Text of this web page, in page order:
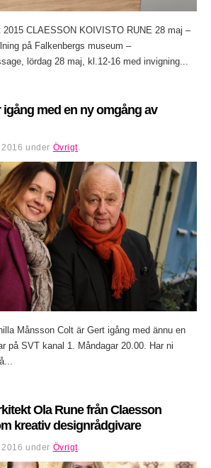
2015 CLAESSON KOIVISTO RUNE 28 maj –
på Falkenbergs museum –
lördag 28 maj, kl.12-16 med invigning...
med en ny omgång av
under Övrigt
Månsson Colt är Gert igång med ännu en
på SVT kanal 1. Måndagar 20.00. Har ni
Ola Rune från Claesson
kreativ designrådgivare
under Övrigt